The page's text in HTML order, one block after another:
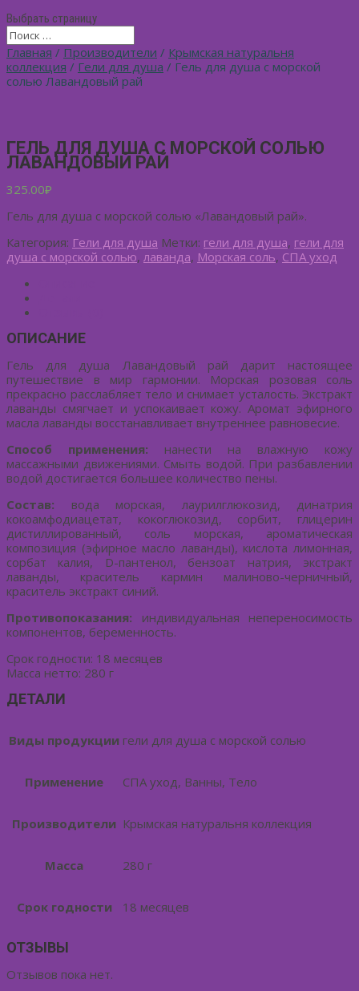
Выбрать страницу
Главная / Производители / Крымская натуральня
коллекция / Гели для душа / Гель для душа с морской
солью Лавандовый рай
ГЕЛЬ ДЛЯ ДУША С МОРСКОЙ СОЛЬЮ
ЛАВАНДОВЫЙ РАЙ
325.00₽
Гель для душа с морской солью «Лавандовый рай».
Категория: Гели для душа Метки: гели для душа, гели для
душа с морской солью, лаванда, Морская соль, СПА уход
ОПИСАНИЕ
Гель для душа Лавандовый рай дарит настоящее
путешествие в мир гармонии. Морская розовая соль
прекрасно расслабляет тело и снимает усталость. Экстракт
лаванды смягчает и успокаивает кожу. Аромат эфирного
масла лаванды восстанавливает внутреннее равновесие.
Способ применения: нанести на влажную кожу
массажными движениями. Смыть водой. При разбавлении
водой достигается большее количество пены.
Состав: вода морская, лаурилглюкозид, динатрия
кокоамфодиацетат, кокоглюкозид, сорбит, глицерин
дистиллированный, соль морская, ароматическая
композиция (эфирное масло лаванды), кислота лимонная,
сорбат калия, D-пантенол, бензоат натрия, экстракт
лаванды, краситель кармин малиново-черничный,
краситель экстракт синий.
Противопоказания: индивидуальная непереносимость
компонентов, беременность.
Срок годности: 18 месяцев
Масса нетто: 280 г
ДЕТАЛИ
Виды продукции гели для душа с морской солью
Применение СПА уход, Ванны, Тело
Производители Крымская натуральня коллекция
Масса 280 г
Срок годности 18 месяцев
ОТЗЫВЫ
Отзывов пока нет.